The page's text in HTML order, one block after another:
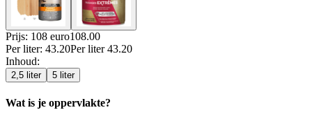
Prijs: 108 euro108.00
Per liter: 43.20Per liter 43.20
Inhoud:
2,5 liter 5 liter
Wat is je oppervlakte?